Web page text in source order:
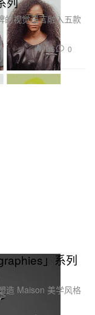
的视觉语言融入五款
746 0
」系列
造 Maison 美学风格